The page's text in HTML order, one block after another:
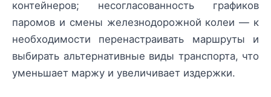
контейнеров; несогласованность графиков
паромов и смены железнодорожной колеи — к
необходимости перенастраивать маршруты и
выбирать альтернативные виды транспорта, что
уменьшает маржу и увеличивает издержки.